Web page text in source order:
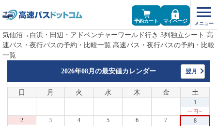
予約カート マイページ
気仙沼→白浜・田辺・アドベンチャーワールド行き 3列独立シート 高
速バス・夜行バスの予約・比較一覧 高速バス・夜行バスの予約・比較
一覧
2026年08月の最安値カレンダー 翌月
日 月 火 水 木 金 土
1
--- 円～
2 3 4 5 6 7 8